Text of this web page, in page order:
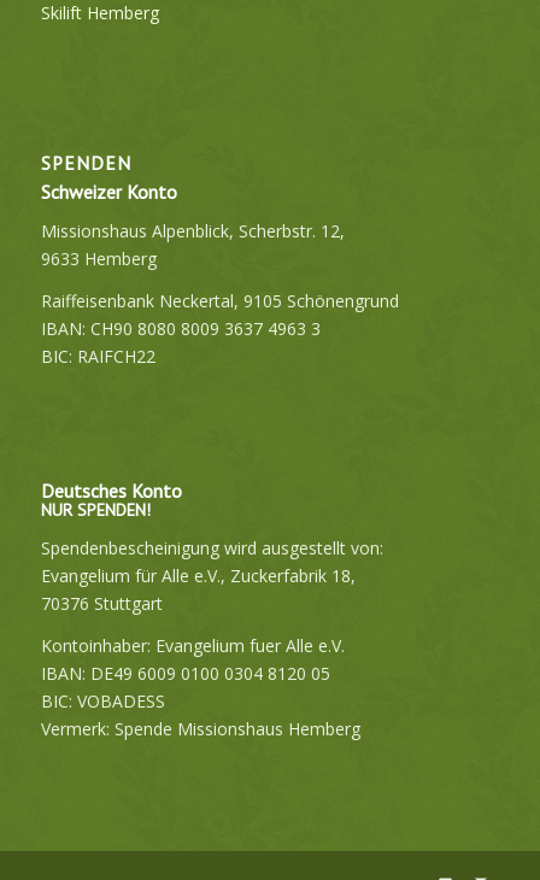
Skilift Hemberg
SPENDEN
Schweizer Konto
Missionshaus Alpenblick, Scherbstr. 12,
9633 Hemberg
Raiffeisenbank Neckertal, 9105 Schönengrund
IBAN: CH90 8080 8009 3637 4963 3
BIC: RAIFCH22
Deutsches Konto
NUR SPENDEN!
Spendenbescheinigung wird ausgestellt von:
Evangelium für Alle e.V., Zuckerfabrik 18,
70376 Stuttgart
Kontoinhaber: Evangelium fuer Alle e.V.
IBAN: DE49 6009 0100 0304 8120 05
BIC: VOBADESS
Vermerk: Spende Missionshaus Hemberg